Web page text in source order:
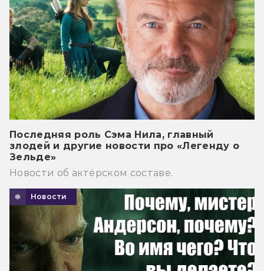
Последняя роль Сэма Нила, главный
злодей и другие новости про «Легенду о
Зельде»
Новости об актёрском составе.
Новости